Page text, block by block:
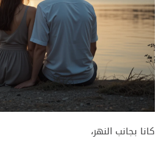
كانا بجانب النهر،